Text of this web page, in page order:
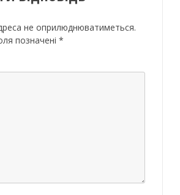
не оприлюднюватиметься.
позначені *